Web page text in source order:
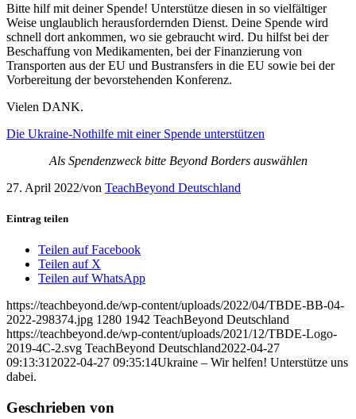
Bitte hilf mit deiner Spende! Unterstütze diesen in so vielfältiger
Weise unglaublich herausfordernden Dienst. Deine Spende wird
schnell dort ankommen, wo sie gebraucht wird. Du hilfst bei der
Beschaffung von Medikamenten, bei der Finanzierung von
Transporten aus der EU und Bustransfers in die EU sowie bei der
Vorbereitung der bevorstehenden Konferenz.
Vielen DANK.
Die Ukraine-Nothilfe mit einer Spende unterstützen
Als Spendenzweck bitte Beyond Borders auswählen
27. April 2022/von TeachBeyond Deutschland
Eintrag teilen
Teilen auf Facebook
Teilen auf X
Teilen auf WhatsApp
https://teachbeyond.de/wp-content/uploads/2022/04/TBDE-BB-04-
2022-298374.jpg 1280 1942 TeachBeyond Deutschland
https://teachbeyond.de/wp-content/uploads/2021/12/TBDE-Logo-
2019-4C-2.svg TeachBeyond Deutschland2022-04-27
09:13:31 2022-04-27 09:35:14Ukraine – Wir helfen! Unterstütze uns
dabei.
Geschrieben von